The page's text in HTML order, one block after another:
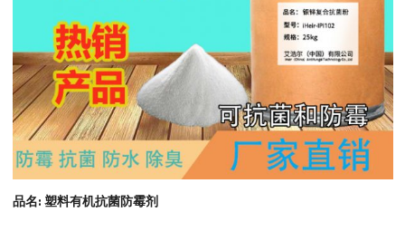
品名: 塑料有机抗菌防霉剂